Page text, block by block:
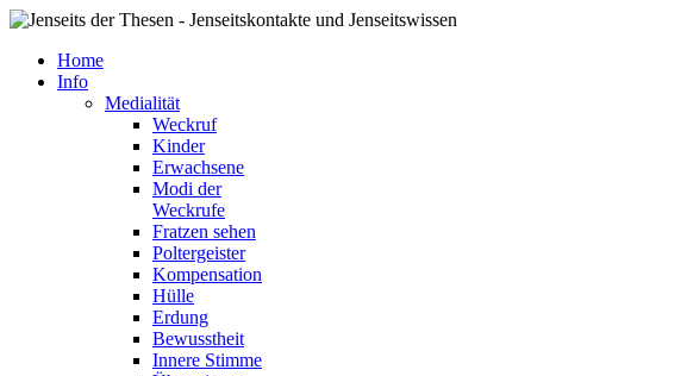
Home
Info
Medialität
Weckruf
Kinder
Erwachsene
Modi der
Weckrufe
Fratzen sehen
Poltergeister
Kompensation
Hülle
Erdung
Bewusstheit
Innere Stimme